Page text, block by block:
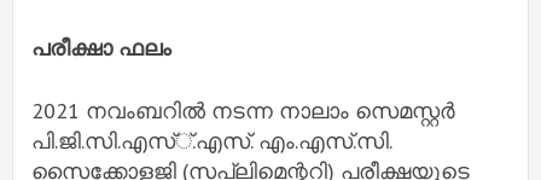
പരീക്ഷാ ഫലം
2021 നവംബറിൽ നടന്ന നാലാം സെമസ്റ്റർ
പി.ജി.സി.എസ്്.എസ്. എം.എസ്.സി.
സൈക്കോളജി (സപ്ലിമെന്ററി) പരീക്ഷയുടെ